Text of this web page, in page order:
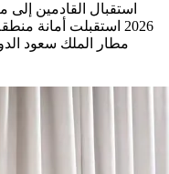
استقبال القادمين
2026 استقبلت أمانة
مطار الملك سعود